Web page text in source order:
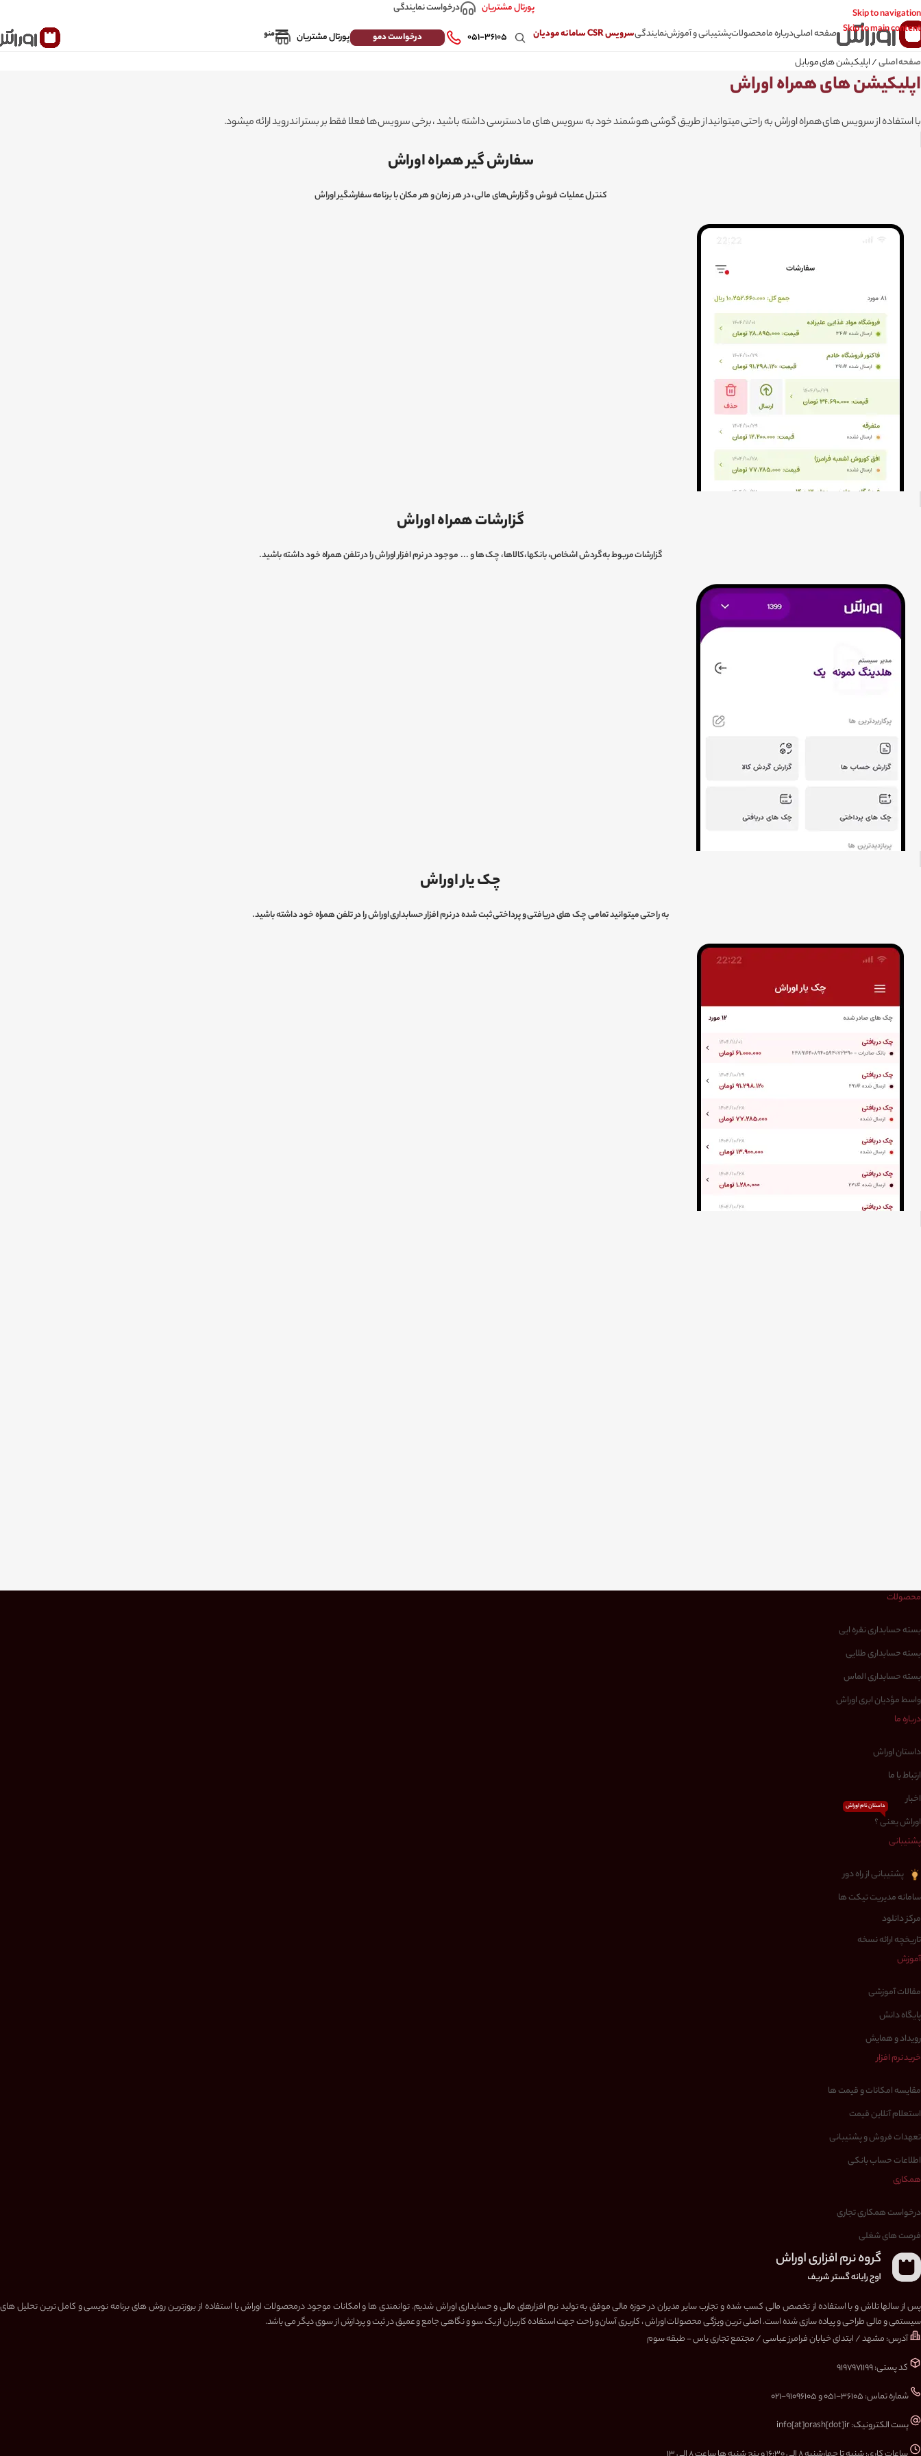
Skip to navigation
Skip to main content
پورتال مشتریان
درخواست نمایندگی
صفحه اصلیدرباره مامحصولاتپشتیبانی و آموزشنمایندگیسرویس CSR سامانه مودیان ۰۵۱-۳۶۱۰۵ درخواست دمو پورتال مشتریان منو
صفحه اصلی/اپلیکیشن های موبایل
اپلیکیشن های همراه اوراش
با استفاده از سرویس های همراه اوراش به راحتی میتوانید از طریق گوشی هوشمند خود به سرویس های ما دسترسی داشته باشید ، برخی سرویس ها فعلا فقط بر بستر اندروید ارائه میشود.
سفارش گیر همراه اوراش
کنترل عملیات فروش و گزارش‌های مالی، در هر زمان و هر مکان با برنامه سفارشگیر اوراش
گزارشات همراه اوراش
گزارشات مربوط به گردش اشخاص، بانکها، کالاها، چک ها و ... موجود در نرم افزار اوراش را در تلفن همراه خود داشته باشید.
چک یار اوراش
به راحتی میتوانید تمامی چک های دریافتی و پرداختی ثبت شده در نرم افزار حسابداری اوراش را در تلفن همراه خود داشته باشید.
محصولات
بسته حسابداری نقره ایی
بسته حسابداری طلایی
بسته حسابداری الماس
واسط مؤدیان ابری اوراش
درباره ما
داستان اوراش
ارتباط با ما
اخبار
اوراش یعنی ؟
داستان نام اوراش
پشتیبانی
پشتیبانی از راه دور
سامانه مدیریت تیکت ها
مرکز دانلود
تاریخچه ارائه نسخه
آموزش
مقالات آموزشی
پایگاه دانش
رویداد و همایش
خرید نرم افزار
مقایسه امکانات و قیمت ها
استعلام آنلاین قیمت
تعهدات فروش و پشتیبانی
اطلاعات حساب بانکی
همکاری
درخواست همکاری تجاری
فرصت های شغلی
پس از سالها تلاش و با استفاده از تخصص مالی کسب شده و تجارب سایر مدیران در حوزه مالی موفق به تولید نرم افزارهای مالی و حسابداری اوراش شدیم. توانمندی ها و امکانات موجود درمحصولات اوراش با استفاده از بروزترین روش های برنامه نویسی و کامل ترین تحلیل های
سیستمی و مالی طراحی و پیاده سازی شده است. اصلی ترین ویژگی محصولات اوراش ، کاربری آسان و راحت جهت استفاده کاربران از یک سو و نگاهی جامع و عمیق در ثبت و پردازش از سوی دیگر می باشد.
آدرس: مشهد / ابتدای خیابان فرامرز عباسی / مجتمع تجاری یاس - طبقه سوم
کد پستی: ۹۱۹۷۹۷۱۱۹۹
شماره تماس: ۳۶۱۰۵-۰۵۱ و ۹۱۰۹۶۱۰۵-۰۲۱
پست الکترونیک: info[at]orash[dot]ir